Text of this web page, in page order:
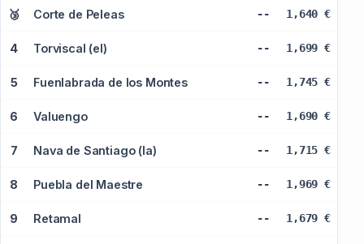
🥉 Corte de Peleas -- 1,640 €
4 Torviscal (el) -- 1,699 €
5 Fuenlabrada de los Montes -- 1,745 €
6 Valuengo -- 1,690 €
7 Nava de Santiago (la) -- 1,715 €
8 Puebla del Maestre -- 1,969 €
9 Retamal -- 1,679 €